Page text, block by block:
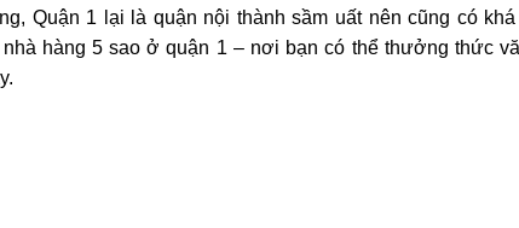
Quận 1 lại là quận nội thành sầm uất nên cũng có
nhà hàng 5 sao ở quận 1 – nơi bạn có thể thưởng thức